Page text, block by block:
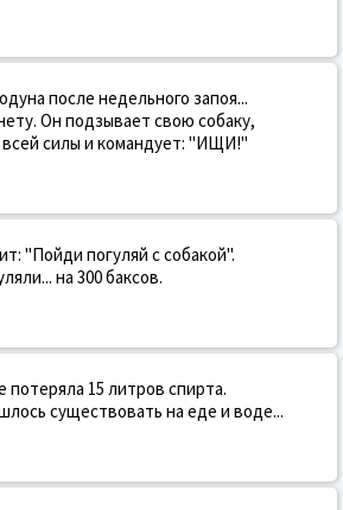
после недельного запоя...
Он подзывает свою собаку,
всей силы и командует: "ИЩИ!"
"Пойди погуляй с собакой".
на 300 баксов.
потеряла 15 литров спирта.
существовать на еде и воде...